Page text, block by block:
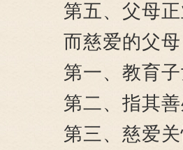
第五、父母正
而慈爱的父母
第一、教育子
第二、指其善
第三、慈爱关